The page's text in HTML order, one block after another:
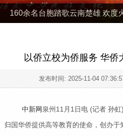
160余名台胞踏歌云南楚雄 欢度
以侨立校为侨服务 华侨
发布时间: 2025-11-04
中新网泉州11月1日电 (记者 孙
归国华侨提供高等教育的使命，创办于